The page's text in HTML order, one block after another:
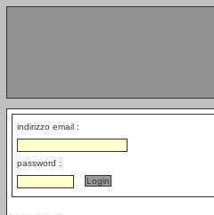
indirizzo email :
password :